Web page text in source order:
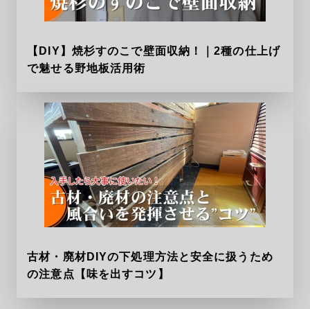
【DIY】焼杉すのこで壁面収納！｜2種の仕上げ
で魅せる野地板活用術
古材・廃材DIYの下処理方法と安全に扱うため
の注意点【味を出すコツ】